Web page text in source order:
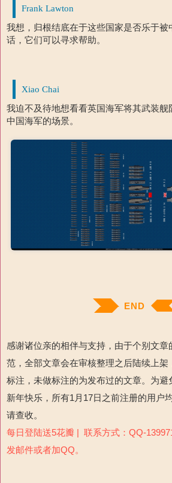
Frank Lawton
我想，归根结底在于这些国家是否乐于被
话，它们可以寻求帮助。
Xiao Chai
我迫不及待地想看看英国海军将其武装
中国海军的场景。
END
感谢诸位亲的相伴与支持，由于个别文
范，全部文章会在审核整理之后陆续上架
标注，未做标注的为发布过的文章。为避
新年快乐，所有1月17日之前注册的用户
请查收。
每日登陆送5花瓣 | 联系方式：QQ-
发邮件或者加QQ。